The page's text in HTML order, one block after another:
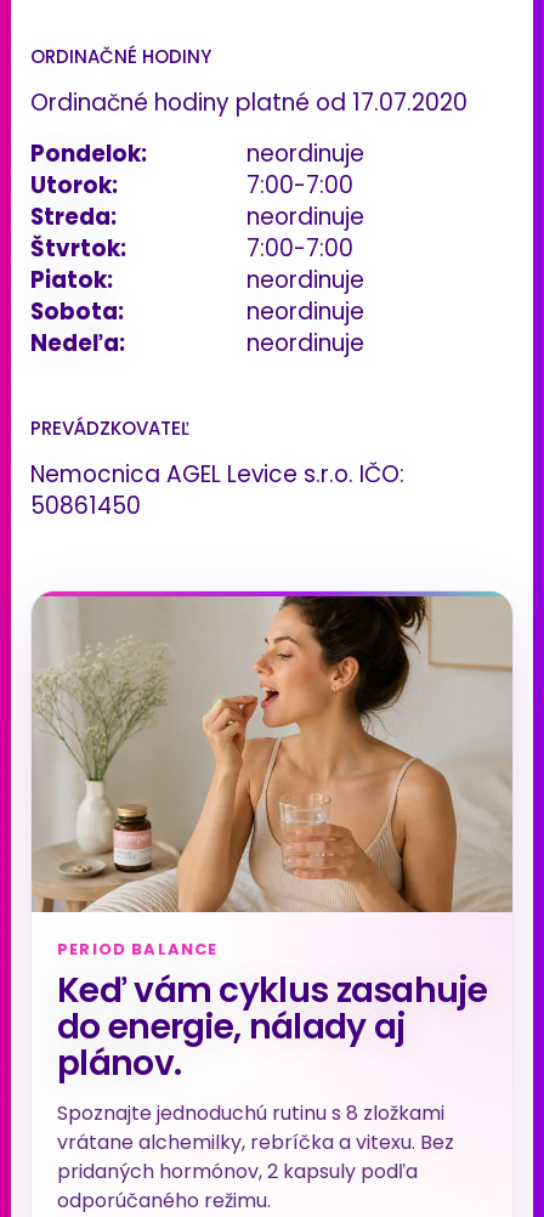
ORDINAČNÉ HODINY
Ordinačné hodiny platné od 17.07.2020
Pondelok:
neordinuje
Utorok:
7:00-7:00
Streda:
neordinuje
Štvrtok:
7:00-7:00
Piatok:
neordinuje
Sobota:
neordinuje
Nedeľa:
neordinuje
PREVÁDZKOVATEĽ
Nemocnica AGEL Levice s.r.o. IČO:
50861450
PERIOD BALANCE
Keď vám cyklus zasahuje
do energie, nálady aj
plánov.
Spoznajte jednoduchú rutinu s 8 zložkami
vrátane alchemilky, rebríčka a vitexu. Bez
pridaných hormónov, 2 kapsuly podľa
odporúčaného režimu.